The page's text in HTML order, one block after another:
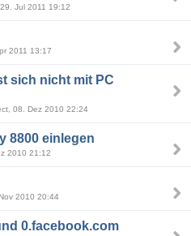
Jul 2011 19:12
2011 13:17
sich nicht mit PC
08. Dez 2010 22:24
8800 einlegen
2010 21:12
2010 20:44
0.facebook.com